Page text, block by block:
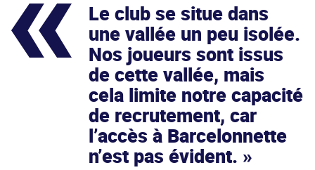
Le club se situe dans
une vallée un peu isolée.
Nos joueurs sont issus
de cette vallée, mais
cela limite notre capacité
de recrutement, car
l’accès à Barcelonnette
n’est pas évident.